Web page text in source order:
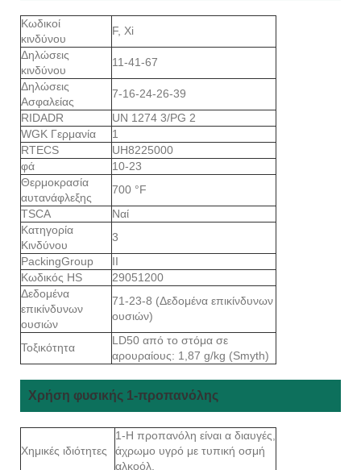
Κωδικοί
κινδύνου
F, Xi
Δηλώσεις
κινδύνου
11-41-67
Δηλώσεις
Ασφαλείας
7-16-24-26-39
RIDADR
UN 1274 3/PG 2
WGK Γερμανία
1
RTECS
UH8225000
φά
10-23
Θερμοκρασία
αυτανάφλεξης
700 °F
TSCA
Ναί
Κατηγορία
Κινδύνου
3
PackingGroup
II
Κωδικός HS
29051200
Δεδομένα
επικίνδυνων
ουσιών
71-23-8 (Δεδομένα επικίνδυνων
ουσιών)
Τοξικότητα
LD50 από το στόμα σε
αρουραίους: 1,87 g/kg (Smyth)
Χρήση φυσικής 1-προπανόλης
Χημικές ιδιότητες
1-Η προπανόλη είναι α διαυγές,
άχρωμο υγρό με τυπική οσμή
αλκοόλ.